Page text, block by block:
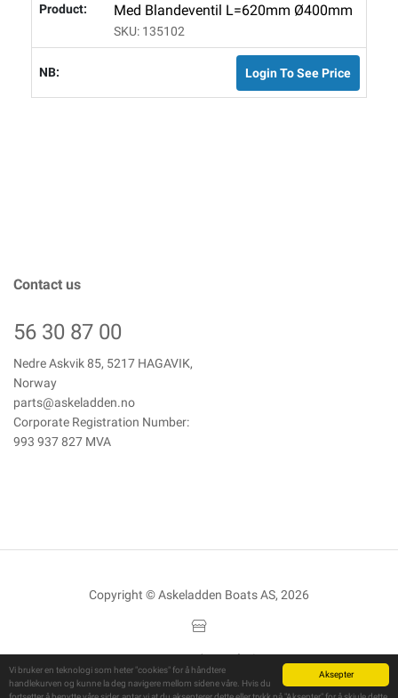
Aksepter
Vi bruker en teknologi som heter "cookies" for å håndtere
handlekurven og kunne la deg navigere mellom sidene våre. Hvis du
Med Blandeventil L=620mm Ø400mm
SKU: 135102
Login To See Price
Contact us
56 30 87 00
Nedre Askvik 85, 5217 HAGAVIK,
Norway
parts@askeladden.no
Corporate Registration Number:
993 937 827 MVA
Copyright © Askeladden Boats AS, 2026
Powered ByTelaris